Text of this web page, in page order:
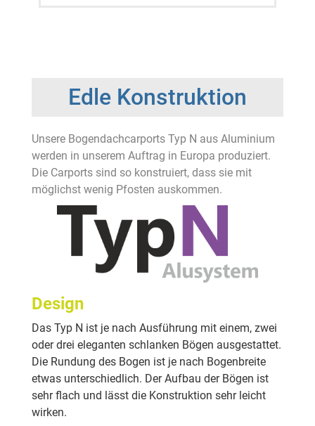
Edle Konstruktion
Unsere Bogendachcarports Typ N aus Aluminium
werden in unserem Auftrag in Europa produziert.
Die Carports sind so konstruiert, dass sie mit
möglichst wenig Pfosten auskommen.
Design
Das Typ N ist je nach Ausführung mit einem, zwei
oder drei eleganten schlanken Bögen ausgestattet.
Die Rundung des Bogen ist je nach Bogenbreite
etwas unterschiedlich. Der Aufbau der Bögen ist
sehr flach und lässt die Konstruktion sehr leicht
wirken.